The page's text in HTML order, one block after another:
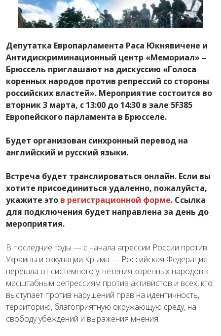
Депутатка Европарламента Раса Юкнявичене и
Антидискриминационный центр «Мемориал» –
Брюссель приглашают на дискуссию «Голоса
коренных народов против репрессий со стороны
российских властей». Мероприятие состоится во
вторник 3 марта, с 13:00 до 14:30 в зале 5F385
Европейского парламента в Брюсселе.
Будет организован синхронный перевод на
английский и русский языки.
Встреча будет транслироваться онлайн. Если вы
хотите присоединиться удаленно, пожалуйста,
укажите это в регистрационной форме. Ссылка
для подключения будет направлена за день до
мероприятия.
В последние годы — с начала агрессии России против
Украины и оккупации Крыма — Российская Федерация
перешла от системного угнетения коренных народов к
масштабным репрессиям против активистов и всех, кто
выступает против нарушений прав на идентичность,
территорию, благоприятную окружающую среду, на
свободу убеждений и выражения мнения.